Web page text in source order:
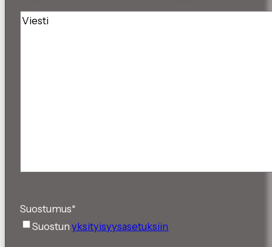
Viesti
Suostumus*
Suostunyksityisyysasetuksiin